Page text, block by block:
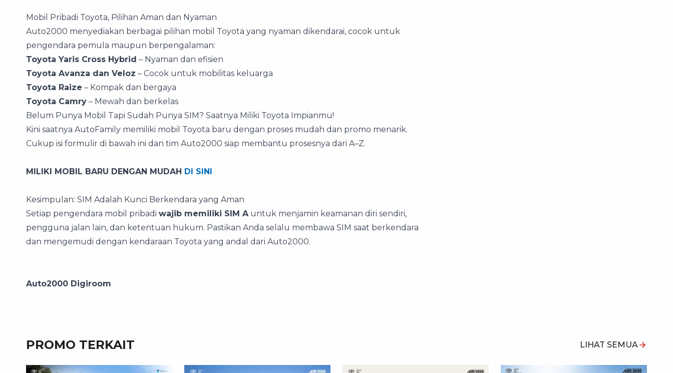
Mobil Pribadi Toyota, Pilihan Aman dan Nyaman
Auto2000 menyediakan berbagai pilihan mobil Toyota yang nyaman dikendarai, cocok untuk
pengendara pemula maupun berpengalaman:
Toyota Yaris Cross Hybrid – Nyaman dan efisien
Toyota Avanza dan Veloz – Cocok untuk mobilitas keluarga
Toyota Raize – Kompak dan bergaya
Toyota Camry – Mewah dan berkelas
Belum Punya Mobil Tapi Sudah Punya SIM? Saatnya Miliki Toyota Impianmu!
Kini saatnya AutoFamily memiliki mobil Toyota baru dengan proses mudah dan promo menarik.
Cukup isi formulir di bawah ini dan tim Auto2000 siap membantu prosesnya dari A–Z.
MILIKI MOBIL BARU DENGAN MUDAH DI SINI
Kesimpulan: SIM Adalah Kunci Berkendara yang Aman
Setiap pengendara mobil pribadi wajib memiliki SIM Auntuk menjamin keamanan diri sendiri,
pengguna jalan lain, dan ketentuan hukum. Pastikan Anda selalu membawa SIM saat berkendara
dan mengemudi dengan kendaraan Toyota yang andal dari Auto2000.
Auto2000 Digiroom
PROMO TERKAIT LIHAT SEMUA